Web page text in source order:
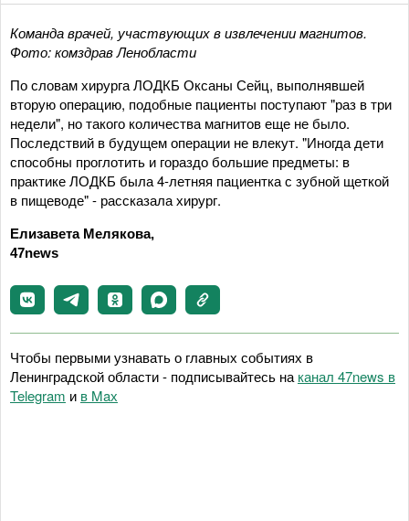
Команда врачей, участвующих в извлечении магнитов.
Фото: комздрав Ленобласти
По словам хирурга ЛОДКБ Оксаны Сейц, выполнявшей
вторую операцию, подобные пациенты поступают "раз в три
недели", но такого количества магнитов еще не было.
Последствий в будущем операции не влекут. "Иногда дети
способны проглотить и гораздо большие предметы: в
практике ЛОДКБ была 4-летняя пациентка с зубной щеткой
в пищеводе" - рассказала хирург.
Елизавета Мелякова,
47news
Чтобы первыми узнавать о главных событиях в
Ленинградской области - подписывайтесь наканал 47news в
Telegram и в Maх